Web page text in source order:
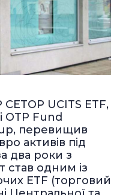
UCITS ETF,
OTP Fund
перевищив
активів під
два роки з
став одним із
ETF (торговий